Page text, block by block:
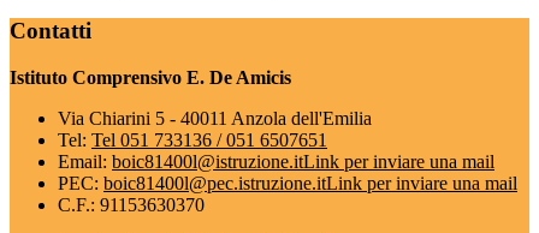
Contatti
Istituto Comprensivo E. De Amicis
Via Chiarini 5 - 40011 Anzola dell'Emilia
Tel: Tel 051 733136 / 051 6507651
Email: boic81400l@istruzione.itLink per inviare una mail
PEC: boic81400l@pec.istruzione.itLink per inviare una mail
C.F.: 91153630370